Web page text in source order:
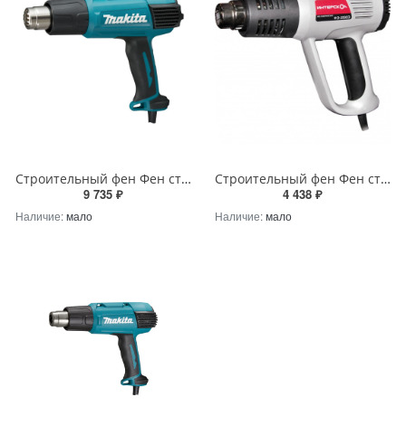
Строительный фен Фен строительный Makita HG6031VK Makita HG6031VK
9 735 ₽
Наличие:мало
Строительный фен Фен строительный Интерскол ФЭ-2000Э Интерскол 192.0.1.00
4 438 ₽
Наличие:мало